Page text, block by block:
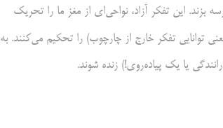
بزند. این تفکر آزاد، نواحی‌ای از مغز ما را تحریک
توانایی تفکر خارج از چارچوب) را تحکیم می‌کنند. به
یا یک پیاده‌روی!) زنده شوند.